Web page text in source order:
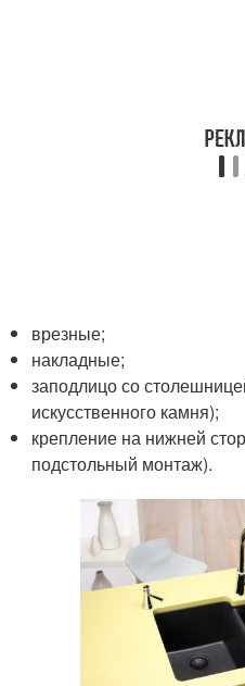
врезные;
накладные;
заподлицо со
искусственного камня);
крепление на нижней
подстольный монтаж).